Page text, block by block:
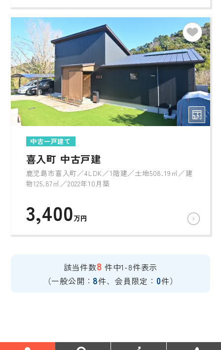
中古一戸建て
喜入町 中古戸建
鹿児島市喜入町／4LDK／1階建／土地508.19㎡／建
物125.87㎡／2022年10月築
3,400万円
該当件数8 件中1-8件表示
（一般公開： 8件、会員限定： 0件）